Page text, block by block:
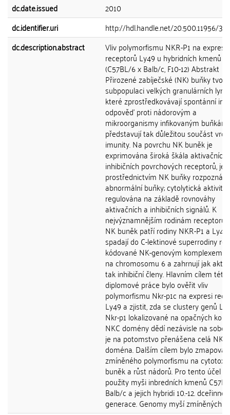
dc.date.issued
2010
dc.identifier.uri
http://hdl.handle.net/20.500.11956/
dc.description.abstract
Vliv polymorfismu NKR-P1 na expresi
receptorů Ly49 u hybridních kmenů
(C57BL/6 x Balb/c, F10-12) Abstrakt
Přirozené zabíječské (NK) buňky tvoří
subpopulaci velkých granulárních
které zprostředkovávají spontánní
odpověď proti nádorovým a
mikroorganismy infikovaným
představují tak důležitou součást
imunity. Na povrchu NK buněk je
exprimována široká škála aktivačních
inhibičních povrchových receptorů,
prostřednictvím NK buňky
abnormální buňky; cytolytická aktivita
regulována na základě rovnováhy
aktivačních a inhibičních signálů. K
nejvýznamnějším rodinám receptorů
NK buněk patří rodiny NKR-P1 a
spadají do C-lektinové superrodiny
kódované NK-genovým komplexem
na chromosomu 6 a zahrnují jak
tak inhibiční členy. Hlavním cílem této
diplomové práce bylo ověřit vliv
polymorfismu Nkr-p1c na expresi
Ly49 a zjistit, zda se clustery genů
Nkr-p1 lokalizované na opačných
NKC domény dědí nezávisle na sobě,
je na potomstvo přenášena celá NKC
doména. Dalším cílem bylo
zmíněného polymorfismu na
buněk a růst nádorů. Pro tento účel
použity myši inbredních kmenů
Balb/c a jejich hybridi 10.-12. dceřinné
generace. Genomy myší zmíněných